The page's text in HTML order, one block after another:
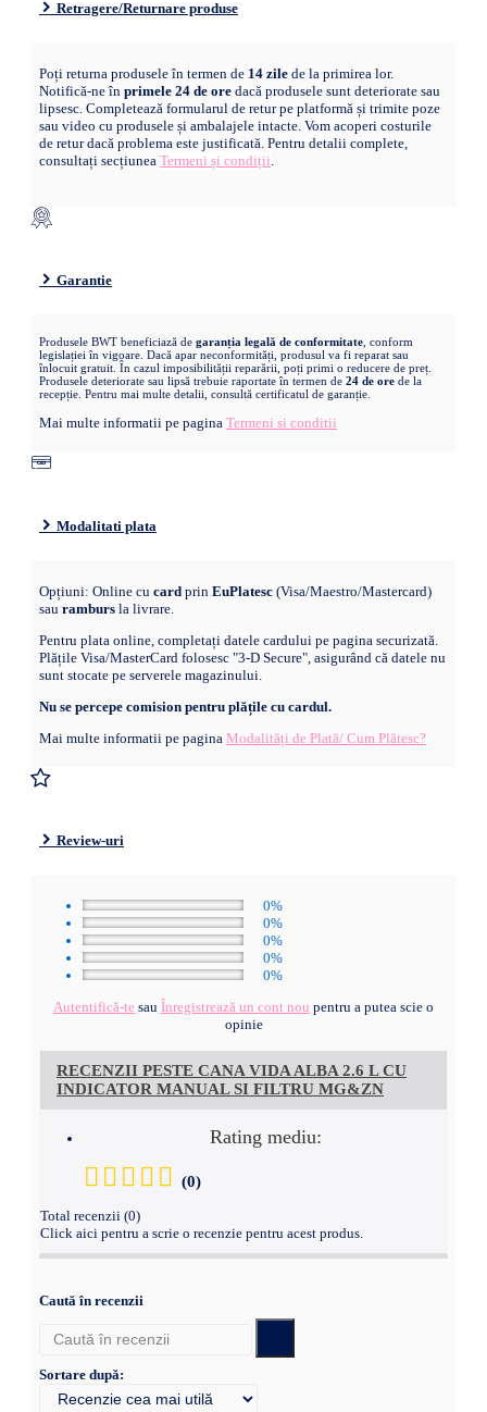
Retragere/Returnare produse
Poți returna produsele în termen de 14 zile de la primirea lor.
Notifică-ne în primele 24 de ore dacă produsele sunt deteriorate sau
lipsesc. Completează formularul de retur pe platformă și trimite poze
sau video cu produsele și ambalajele intacte. Vom acoperi costurile
de retur dacă problema este justificată. Pentru detalii complete,
consultați secțiunea Termeni și condiții.
Garantie
Produsele BWT beneficiază de garanția legală de conformitate , conform
legislației în vigoare. Dacă apar neconformități, produsul va fi reparat sau
înlocuit gratuit. În cazul imposibilității reparării, poți primi o reducere de preț.
Produsele deteriorate sau lipsă trebuie raportate în termen de 24 de ore de la
recepție. Pentru mai multe detalii, consultă certificatul de garanție.
Mai multe informatii pe pagina Termeni si conditii
Modalitati plata
Opțiuni: Online cu card prin EuPlatesc (Visa/Maestro/Mastercard)
sau ramburs la livrare.
Pentru plata online, completați datele cardului pe pagina securizată.
Plățile Visa/MasterCard folosesc "3-D Secure", asigurând că datele nu
sunt stocate pe serverele magazinului.
Nu se percepe comision pentru plățile cu cardul.
Mai multe informatii pe pagina Modalități de Plată/ Cum Plătesc?
Review-uri
0%
0%
0%
0%
0%
Autentifică-te sau Înregistrează un cont nou pentru a putea scie o
opinie
RECENZII PESTE CANA VIDA ALBA 2.6 L CU
INDICATOR MANUAL SI FILTRU MG&ZN
Rating mediu:
(0)
Total recenzii (0)
Click aici pentru a scrie o recenzie pentru acest produs.
Caută în recenzii
Sortare după: